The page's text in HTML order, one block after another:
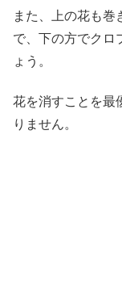
また、上の花も巻
で、下の方でクロ
ょう。
花を消すことを最
りません。